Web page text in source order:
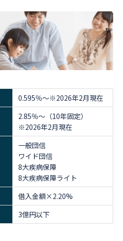
0.595％～※2026年2月現在
2.85％～（10年固定）
※2026年2月現在
一般団信
ワイド団信
8大疾病保障
8大疾病保障ライト
借入金額×2.20%
3億円以下